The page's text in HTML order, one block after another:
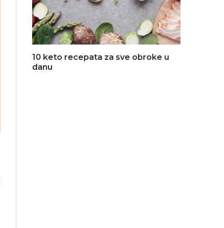
10 keto recepata za sve obroke u
danu